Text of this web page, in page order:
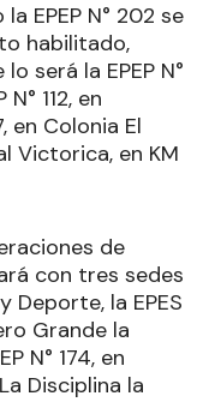
EPEP N° 202 se
habilitado,
será la EPEP N°
112, en
en Colonia El
Victorica, en KM
de
con tres sedes
Deporte, la EPES
Grande la
N° 174, en
Disciplina la